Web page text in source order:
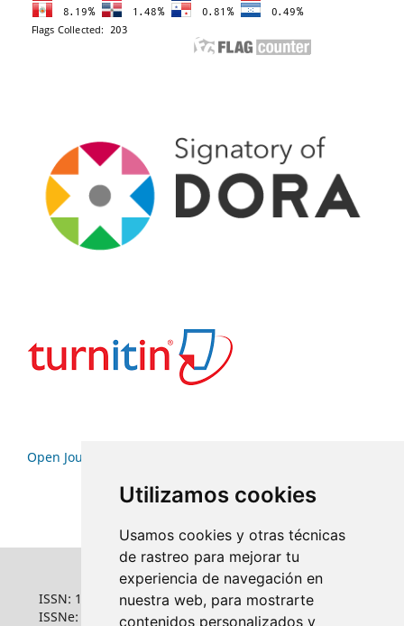
Utilizamos cookies
Usamos cookies y otras técnicas
de rastreo para mejorar tu
experiencia de navegación en
nuestra web, para mostrarte
contenidos personalizados y
Open Journal Systems
ISSN: 1022-6508
ISSNe: 1681-5653